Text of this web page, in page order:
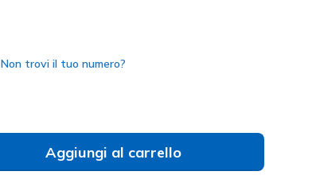
Non trovi il tuo numero?
Aggiungi al carrello